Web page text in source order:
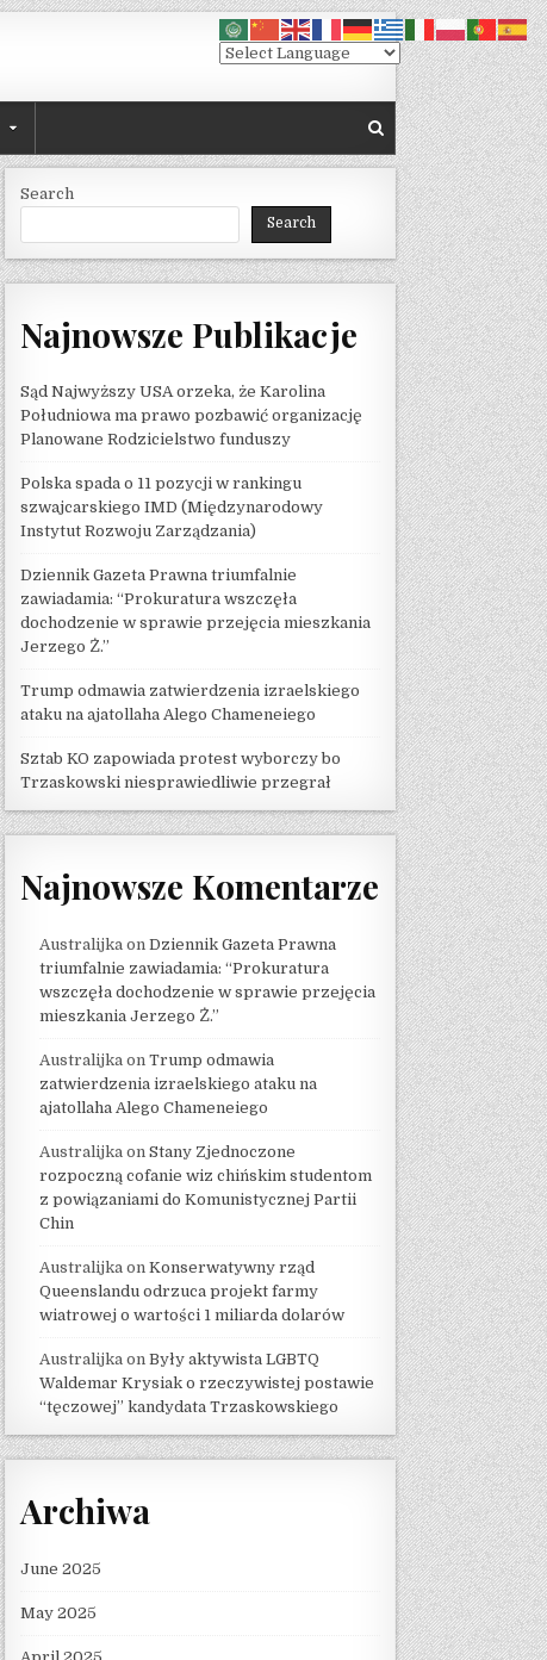
Search
Search
Najnowsze Publikacje
Sąd Najwyższy USA orzeka, że ​​Karolina
Południowa ma prawo pozbawić organizację
Planowane Rodzicielstwo funduszy
Polska spada o 11 pozycji w rankingu
szwajcarskiego IMD (Międzynarodowy
Instytut Rozwoju Zarządzania)
Dziennik Gazeta Prawna triumfalnie
zawiadamia: “Prokuratura wszczęła
dochodzenie w sprawie przejęcia mieszkania
Jerzego Ż.”
Trump odmawia zatwierdzenia izraelskiego
ataku na ajatollaha Alego Chameneiego
Sztab KO zapowiada protest wyborczy bo
Trzaskowski niesprawiedliwie przegrał
Najnowsze Komentarze
Australijkaon Dziennik Gazeta Prawna
triumfalnie zawiadamia: “Prokuratura
wszczęła dochodzenie w sprawie przejęcia
mieszkania Jerzego Ż.”
Australijkaon Trump odmawia
zatwierdzenia izraelskiego ataku na
ajatollaha Alego Chameneiego
Australijkaon Stany Zjednoczone
rozpoczną cofanie wiz chińskim studentom
z powiązaniami do Komunistycznej Partii
Chin
Australijkaon Konserwatywny rząd
Queenslandu odrzuca projekt farmy
wiatrowej o wartości 1 miliarda dolarów
Australijkaon Były aktywista LGBTQ
Waldemar Krysiak o rzeczywistej postawie
“tęczowej” kandydata Trzaskowskiego
Archiwa
June 2025
May 2025